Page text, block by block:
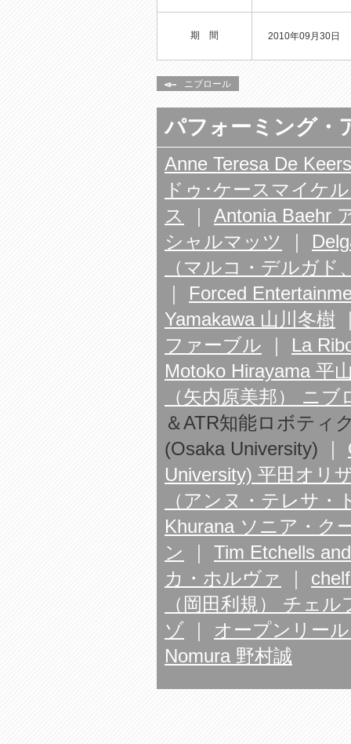
期 間 2010年09月30日
ニブロール
パフォーミング・
Anne Teresa De
ドゥ･ケースマイケ
ス
Antonia Baehr
シャルマッツ
（マルコ・デルガ
Forced
Yamakawa 山川冬樹
ファーブル
La
Motoko Hirayama 平
（矢内原美邦） ニブ
＆ATR知能ロボティ
(Osaka University)
University) 平田オリ
（アンヌ・テレサ
Khurana ソニア・ク
ン
Tim Etchells
カ・ホルヴァ
（岡田利規） チェ
ゾ
オープンリー
Nomura 野村誠